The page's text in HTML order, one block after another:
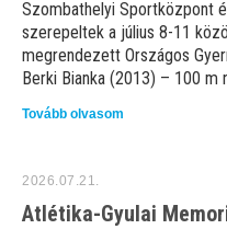
Szombathelyi Sportközpont
szerepeltek a július 8-11
megrendezett Országos
Berki Bianka (2013) – 100 m
Tovább olvasom
2026.07.21.
Atlétika-Gyulai